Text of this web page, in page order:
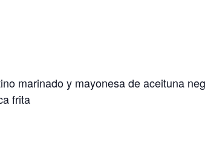
marinado y mayonesa de aceituna
frita